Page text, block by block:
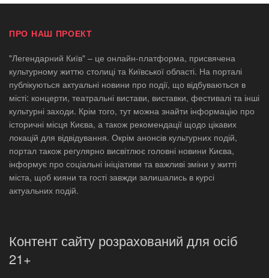
ПРО НАШ ПРОЕКТ
"Легендарний Київ" – це онлайн-платформа, присвячена
культурному життю столиці та Київської області. На порталі
публікуються актуальні новини про події, що відбуваються в
місті: концерти, театральні вистави, виставки, фестивалі та інші
культурні заходи. Крім того, тут можна знайти інформацію про
історичні місця Києва, а також рекомендації щодо цікавих
локацій для відвідування. Окрім анонсів культурних подій,
портал також регулярно висвітлює головні новини Києва,
інформує про соціальні ініціативи та важливі зміни у житті
міста, щоб кияни та гості завжди залишались в курсі
актуальних подій.
Контент сайту розрахований для осіб
21+